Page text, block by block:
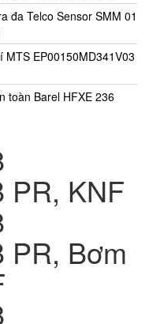
đa Telco Sensor SMM 01
MTS EP00150MD341V03
toàn Barel HFXE 236
PR, KNF
PR, Bơm